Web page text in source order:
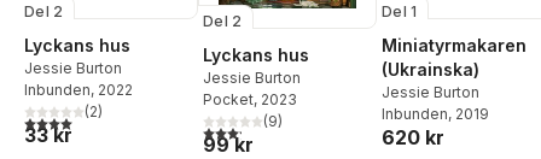
Del 2
Lyckans hus
Jessie Burton
Inbunden, 2022
4,0utav 5 stjärnor. Totalt antal röster:
(2)
33 kr
Del 2
Lyckans hus
Jessie Burton
Pocket, 2023
3,2utav 5 stjärnor. Totalt antal röster:
(9)
99 kr
Del 1
Miniatyrmakaren
(Ukrainska)
Jessie Burton
Inbunden, 2019
620 kr